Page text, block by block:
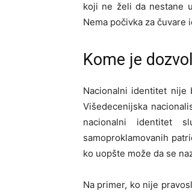
koji ne želi da nestane
Nema počivka za
Kome je
Nacionalni identitet nije
Višedecenijska
nacionalni identitet
samoproklamovanih
ko uopšte može da se
Na primer, ko nije